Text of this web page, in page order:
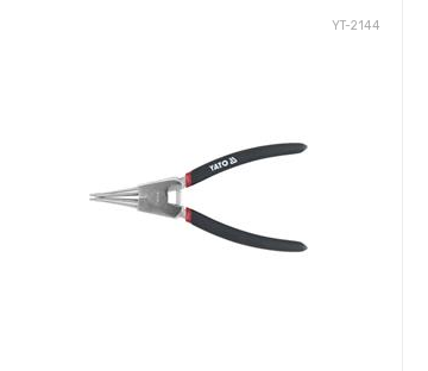
YT-2144